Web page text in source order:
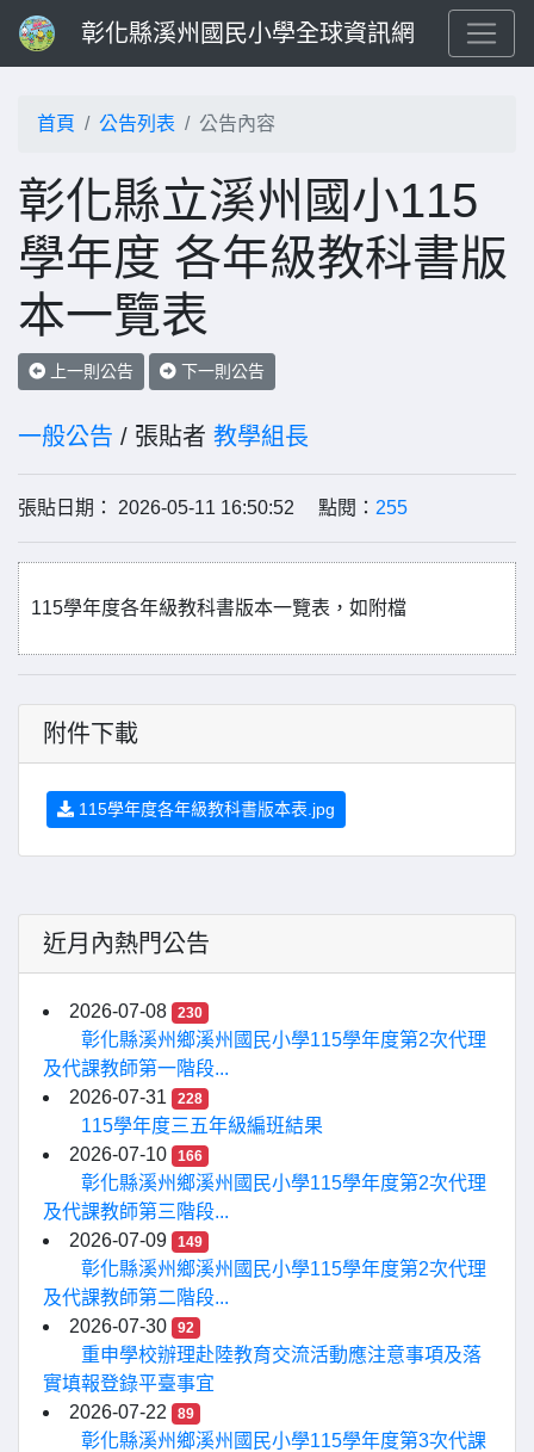
彰化縣溪州國民小學全球資訊網
首頁 公告列表 公告內容
彰化縣立溪州國小115
學年度 各年級教科書版
本一覽表
上一則公告 下一則公告
一般公告 / 張貼者 教學組長
張貼日期： 2026-05-11 16:50:52 點閱： 255
115學年度各年級教科書版本一覽表，如附檔
附件下載
115學年度各年級教科書版本表.jpg
近月內熱門公告
2026-07-08 230
彰化縣溪州鄉溪州國民小學115學年度第2次代理
及代課教師第一階段...
2026-07-31
228
115學年度三五年級編班結果
2026-07-10
166
彰化縣溪州鄉溪州國民小學115學年度第2次代理
及代課教師第三階段...
2026-07-09
149
彰化縣溪州鄉溪州國民小學115學年度第2次代理
及代課教師第二階段...
2026-07-30
92
重申學校辦理赴陸教育交流活動應注意事項及落
實填報登錄平臺事宜
2026-07-22
89
彰化縣溪州鄉溪州國民小學115學年度第3次代課